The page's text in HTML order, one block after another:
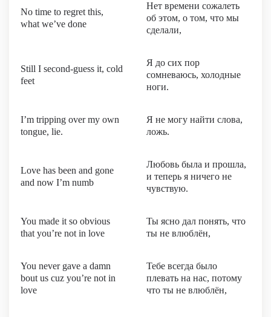
No time to regret this,
what we’ve done
Нет времени сожалеть
об этом, о том, что мы
сделали,
Still I second-guess it, cold
feet
Я до сих пор
сомневаюсь, холодные
ноги.
I’m tripping over my own
tongue, lie.
Я не могу найти слова,
ложь.
Love has been and gone
and now I’m numb
Любовь была и прошла,
и теперь я ничего не
чувствую.
You made it so obvious
that you’re not in love
Ты ясно дал понять, что
ты не влюблён,
You never gave a damn
bout us cuz you’re not in
love
Тебе всегда было
плевать на нас, потому
что ты не влюблён,